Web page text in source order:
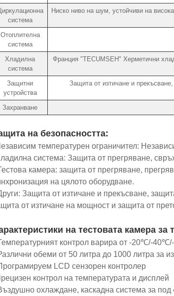
система
Ниско ниво на шум, устойчиви на
Отоплителна
система
Хладилна
система
Франция "TECUMSEH" Херметични
Защитни
устройства
Защита от изтичане и
Захранване
на безопасността:
температурен ограничител:
система: Защита от прегряване,
камера: защита от прегряване,
на цялото оборудване.
Защита от изтичане и прекъсване,
от изтичане на мощност и защита от
на тестовата камера за
контрол варира от -20℃/-
обеми от 50 литра до 1000 литра за
LCD сензорен контролер
контрол на температурата и дисплей
охлаждане, каскадна система за